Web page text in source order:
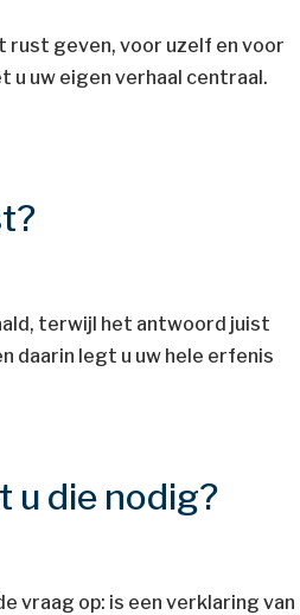
rust geven, voor uzelf en voor
uw eigen verhaal centraal.
terwijl het antwoord juist
daarin legt u uw hele erfenis
u die nodig?
vraag op: is een verklaring van